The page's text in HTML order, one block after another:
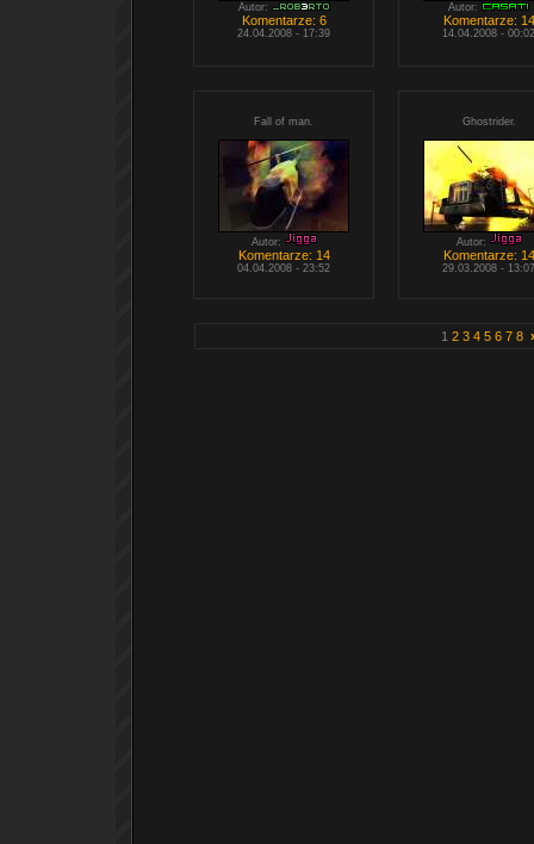
Autor:
Komentarze: 6
24.04.2008 - 17:39
Autor:
Komentarze: 14
14.04.2008 - 00:02
Fall of man.
Autor:
Komentarze: 14
04.04.2008 - 23:52
Ghostrider.
Autor:
Komentarze: 14
29.03.2008 - 13:07
1 2 3 4 5 6 7 8